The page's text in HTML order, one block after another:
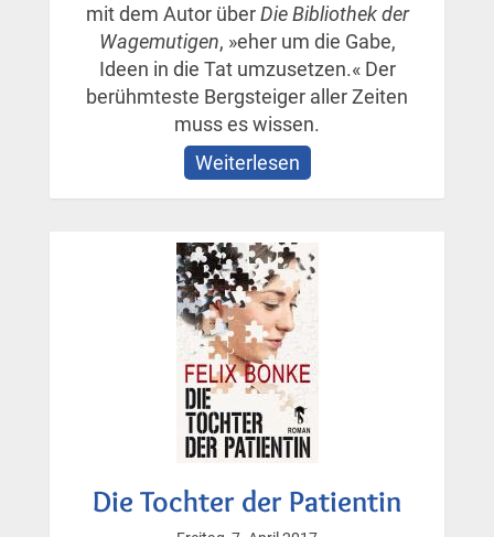
mit dem Autor überDie Bibliothek der
Wagemutigen, »eher um die Gabe,
Ideen in die Tat umzusetzen.« Der
berühmteste Bergsteiger aller Zeiten
muss es wissen.
Weiterlesen
der
Wagemutigen
Die Tochter der Patientin